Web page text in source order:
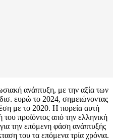
ανάπτυξη, με την αξία των
ευρώ το 2024, σημειώνοντας
με το 2020. Η πορεία αυτή
του προϊόντος από την ελληνική
την επόμενη φάση ανάπτυξής
του τα επόμενα τρία χρόνια.